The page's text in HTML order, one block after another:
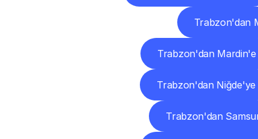
Trabzon'dan
Trabzon'dan Mardin'e
Trabzon'dan Niğde'ye
Trabzon'dan